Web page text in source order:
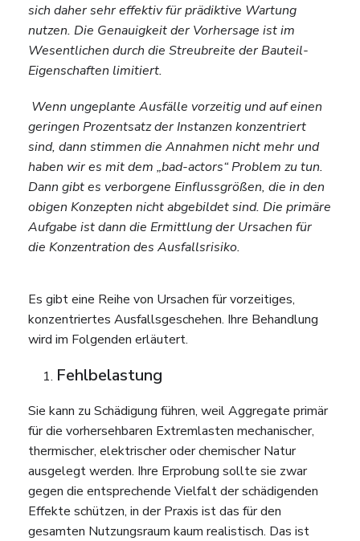
sich daher sehr effektiv für prädiktive Wartung
nutzen. Die Genauigkeit der Vorhersage ist im
Wesentlichen durch die Streubreite der Bauteil-
Eigenschaften limitiert.
Wenn ungeplante Ausfälle vorzeitig und auf einen
geringen Prozentsatz der Instanzen konzentriert
sind, dann stimmen die Annahmen nicht mehr und
haben wir es mit dem „bad-actors“ Problem zu tun.
Dann gibt es verborgene Einflussgrößen, die in den
obigen Konzepten nicht abgebildet sind. Die primäre
Aufgabe ist dann die Ermittlung der Ursachen für
die Konzentration des Ausfallsrisiko.
Es gibt eine Reihe von Ursachen für vorzeitiges,
konzentriertes Ausfallsgeschehen. Ihre Behandlung
wird im Folgenden erläutert.
Fehlbelastung
Sie kann zu Schädigung führen, weil Aggregate primär
für die vorhersehbaren Extremlasten mechanischer,
thermischer, elektrischer oder chemischer Natur
ausgelegt werden. Ihre Erprobung sollte sie zwar
gegen die entsprechende Vielfalt der schädigenden
Effekte schützen, in der Praxis ist das für den
gesamten Nutzungsraum kaum realistisch. Das ist